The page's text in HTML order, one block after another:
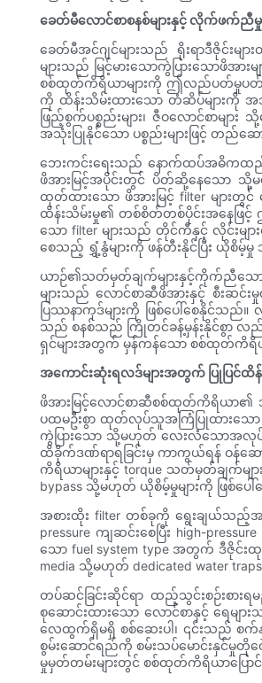
ခေတ်မီလောင်စာစနစ်များနှင့် လိုက်ဖက်ညီ
ခေတ်မီအင်ဂျင်များသည် ရိုးရာဒီဇိုင်းမ
များသည် မြင့်မားသောကွဲပြားသောဖိအ
စစ်ထုတ်ကိရိယာများကို ဤလည်ပတ်မှုပတ်ဝန်း
ကို ထိန်းသိမ်းထားသော တံဆိပ်များကို
ဖြည့်စွက်ပစ္စည်းများ၊ ဇီဝလောင်စာမ
အသုံးပြုနိုင်သော ပစ္စည်းများဖြင့် တည်
ဘေးကင်းရေးသည် နောက်ထပ်အဓိကထည့်သွင်
ဖိအားမြင့်အပိုင်းတွင် ပိတ်ဆို့နေသော သို့မဟု
ထုတ်ထားသော ဖိအားမြင့် filter များတွ
ထိန်းသိမ်းမှု၏ တစ်စိတ်တစ်ပိုင်းအနေဖြင့်
သော filter များသည် တိုင်ကီနှင့် လိုင်းမ
စေသည့် ရွှံ့နွံများကို ဖန်တီးနိုင်ပြီး ယိုစိမ့်
ယာဉ်၏သတ်မှတ်ချက်များနှင့်ကိုက်ညီသော
များသည် လောင်စာဆီဖိအားနှင့် စီးဆ
ပြဿနာကုဒ်များကို ဖြစ်ပေါ်စေနိုင်
သည် စနစ်သည် ကြိုတင်ခန့်မှန်းနိုင်စွာ လည်ပ
ရှင်များအတွက် မှန်ကန်သော စစ်ထုတ်ကိရိယ
အကောင်းဆုံးရလဒ်များအတွက် ပြုပြင်ထိန်
ဖိအားမြင့်လောင်စာဆီစစ်ထုတ်ကိရိယာ၏
ပထမဦးစွာ ထုတ်လုပ်သူအကြံပြုထားသော
ကွဲပြားသော သို့မဟုတ် လေးလံသောအလုပ်
ထိခိုက်ဒဏ်ရာရခြင်းမှ ကာကွယ်ရန် ဝန်ဆော
ကိရိယာများနှင့် torque သတ်မှတ်ချက်မျ
bypass သို့မဟုတ် ယိုစိမ့်မှုများကို ဖြစ်ပေ
အစားထိုး filter တစ်ခုကို ရွေးချယ်သည့်အ
pressure ကျဆင်းစေပြီး high-
သော fuel system type အတွက် ဒီဇိုင်းထု
media သို့မဟုတ် dedicated water
တပ်ဆင်ခြင်းဆိုင်ရာ ထည့်သွင်းစဉ်းစား
စုဆောင်းထားသော လောင်စာနှင့် ရေမျ
လေထွက်ရှိမရှိ စစ်ဆေးပါ၊ ၎င်းသည် စက်
စွမ်းဆောင်ရည်ကို စမ်းသပ်မောင်းနှင်မှုတို
မှုမှတ်တမ်းများတွင် စစ်ထုတ်ကိရိယာပြော